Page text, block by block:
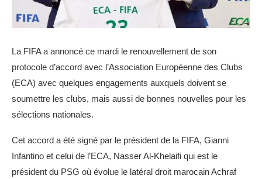
La FIFA a annoncé ce mardi le renouvellement de son
protocole d’accord avec l’Association Européenne des Clubs
(ECA) avec quelques engagements auxquels doivent se
soumettre les clubs, mais aussi de bonnes nouvelles pour les
sélections nationales.
Cet accord a été signé par le président de la FIFA, Gianni
Infantino et celui de l’ECA, Nasser Al-Khelaifi qui est le
président du PSG où évolue le latéral droit marocain Achraf